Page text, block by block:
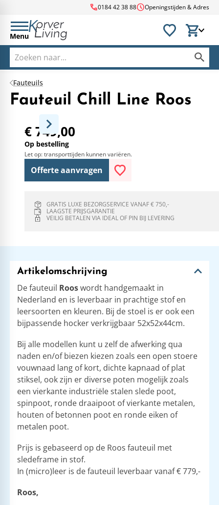
call0184 42 38 88scheduleOpeningstijden & Adres
Menu
Fauteuils
Fauteuil Chill Line Roos
€ 749,00
Op bestelling
Let op: transporttijden kunnen variëren.
Offerte aanvragen
GRATIS LUXE BEZORGSERVICE VANAF € 750,-
LAAGSTE PRIJSGARANTIE
VEILIG BETALEN VIA IDEAL OF PIN BIJ LEVERING
Artikelomschrijving
De fauteuil Rooswordt handgemaakt in
Nederland en is leverbaar in prachtige stof en
leersoorten en kleuren. Bij de stoel is er ook een
bijpassende hocker verkrijgbaar 52x52x44cm.
Bij alle modellen kunt u zelf de afwerking qua
naden en/of biezen kiezen zoals een open stoere
vouwnaad lang of kort, dichte kapnaad of plat
stiksel, ook zijn er diverse poten mogelijk zoals
een vierkante industriële stalen slede poot,
spinpoot, ronde draaipoot of vierkante metalen,
houten of betonnen poot en ronde eiken of
metalen poot.
Prijs is gebaseerd op de Roos fauteuil met
sledeframe in stof.
​In (micro)leer is de fauteuil leverbaar vanaf € 779,-
Roos,